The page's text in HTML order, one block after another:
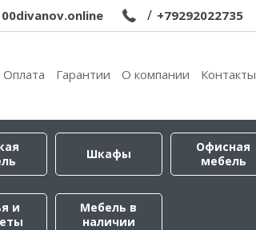
/ +79292022735
Оплата Гарантии О компании Контакты
Шкафы
Офисная
мебель
и
Мебель в
наличии